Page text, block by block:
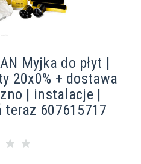
Myjka do płyt |
20x0% + dostawa
| instalacje |
607615717